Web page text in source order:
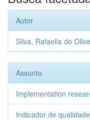
Autor
Silva, Rafaella de
Assunto
Implementation
Indicador de qualidade